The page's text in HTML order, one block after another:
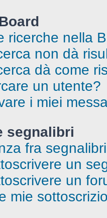
ricerche nella
non dà
dà come
un utente?
i miei
segnalibri
fra
un
un
mie